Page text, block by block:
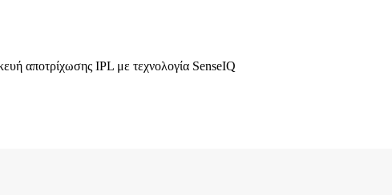
αποτρίχωσης IPL με τεχνολογία SenseIQ